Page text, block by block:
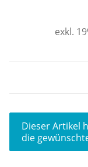
exkl.
x
Dieser Artikel
die